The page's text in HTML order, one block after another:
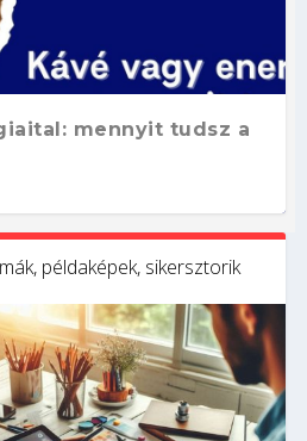
mennyit tudsz a
példaképek, sikersztorik